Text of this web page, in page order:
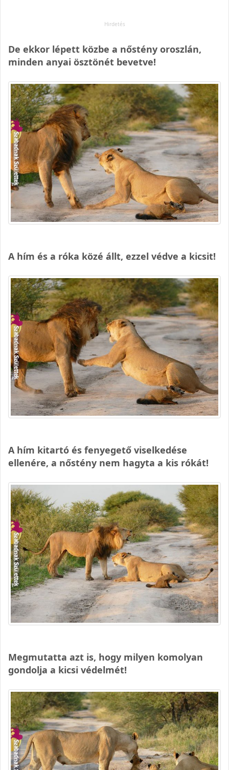
De ekkor lépett közbe a nőstény oroszlán,
minden anyai ösztönét bevetve!
A hím és a róka közé állt, ezzel védve a kicsit!
A hím kitartó és fenyegető viselkedése
ellenére, a nőstény nem hagyta a kis rókát!
Megmutatta azt is, hogy milyen komolyan
gondolja a kicsi védelmét!